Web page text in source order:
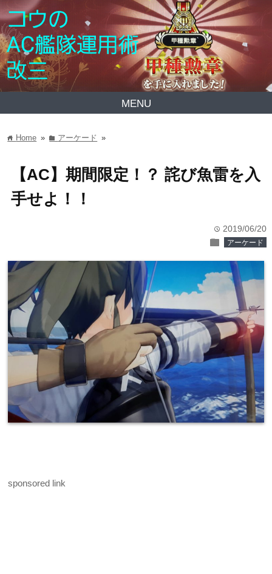
MENU
home Home » folder アーケード »
【AC】期間限定！？ 詫び魚雷を入
手せよ！！
time 2019/06/20
folder アーケード
sponsored link